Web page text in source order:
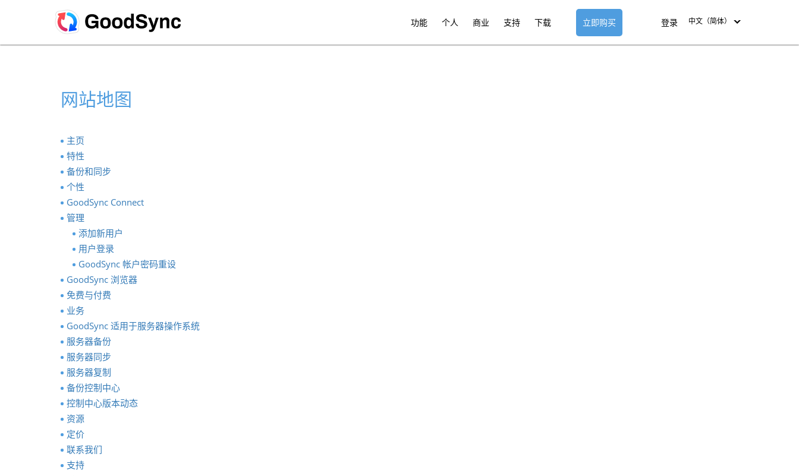
功能 个人 商业 支持 下载 立即购买 登录 中文（简体）
网站地图
主页
特性
备份和同步
个性
GoodSync Connect
管理
添加新用户
用户登录
GoodSync 帐户密码重设
GoodSync 浏览器
免费与付费
业务
GoodSync 适用于服务器操作系统
服务器备份
服务器同步
服务器复制
备份控制中心
控制中心版本动态
资源
定价
联系我们
支持